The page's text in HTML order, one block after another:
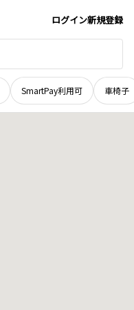
ログイン新規登録
SmartPay利用可 車椅子